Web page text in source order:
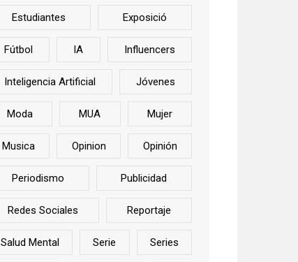
Estudiantes Exposició
Fútbol IA Influencers
Inteligencia Artificial Jóvenes
Moda MUA Mujer
Musica Opinion Opinión
Periodismo Publicidad
Redes Sociales Reportaje
Salud Mental Serie Series